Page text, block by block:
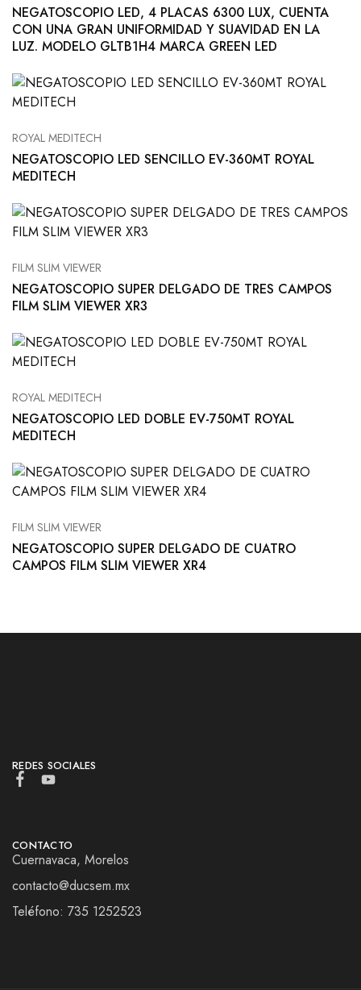
NEGATOSCOPIO LED, 4 PLACAS 6300 LUX, CUENTA
CON UNA GRAN UNIFORMIDAD Y SUAVIDAD EN LA
LUZ. MODELO GLTB1H4 MARCA GREEN LED
ROYAL MEDITECH
NEGATOSCOPIO LED SENCILLO EV-360MT ROYAL
MEDITECH
FILM SLIM VIEWER
NEGATOSCOPIO SUPER DELGADO DE TRES CAMPOS
FILM SLIM VIEWER XR3
ROYAL MEDITECH
NEGATOSCOPIO LED DOBLE EV-750MT ROYAL
MEDITECH
FILM SLIM VIEWER
NEGATOSCOPIO SUPER DELGADO DE CUATRO
CAMPOS FILM SLIM VIEWER XR4
REDES SOCIALES
CONTACTO
Cuernavaca, Morelos
contacto@ducsem.mx
Teléfono: 735 1252523